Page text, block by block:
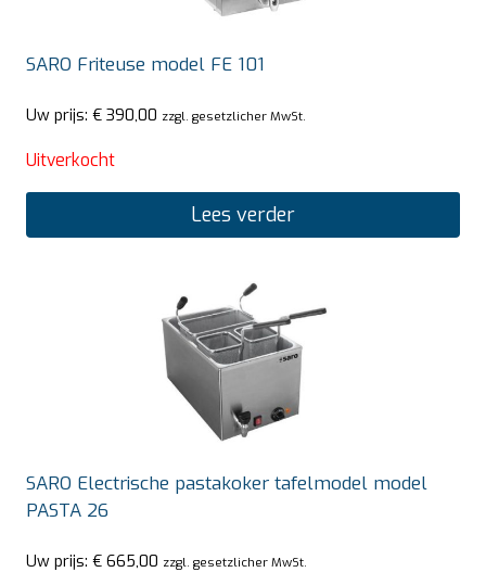
SARO Friteuse model FE 101
Uw prijs: € 390,00 zzgl. gesetzlicher MwSt.
Uitverkocht
Lees verder
SARO Electrische pastakoker tafelmodel model
PASTA 26
Uw prijs: € 665,00 zzgl. gesetzlicher MwSt.